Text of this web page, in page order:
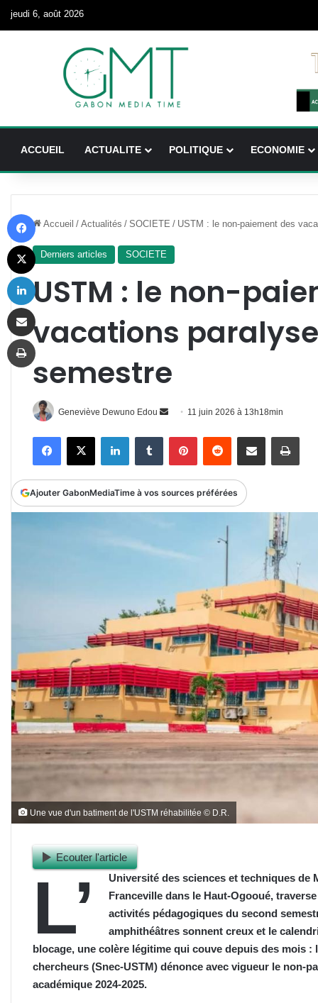
jeudi 6, août 2026
ACCUEIL ACTUALITE POLITIQUE ECONOMIE
Accueil / Actualités / SOCIETE / USTM : le non-paiement des
Derniers articles SOCIETE
USTM : le non-
vacations
semestre
Geneviève Dewuno Edou
Envoyer
courriel
11 juin 2026 à 13h18min
FacebookX LinkedinTumblr PinterestReddit Partager par email
Ajouter GabonMediaTime à vos sources préférées
Une vue d'un batiment de l'USTM réhabilitée © D.R.
Ecouter l'article
L’
Université des sciences et techniques de
Franceville dans le Haut-Ogooué,
activités pédagogiques du second
amphithéâtres sonnent creux et le
blocage, une colère légitime qui couve depuis des mois
chercheurs (Snec-USTM) dénonce avec vigueur le non-
académique 2024-2025.
X
Imprimer